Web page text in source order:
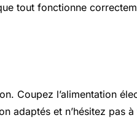
tout fonctionne
Coupez l’alimentation
adaptés et n’hésitez pas